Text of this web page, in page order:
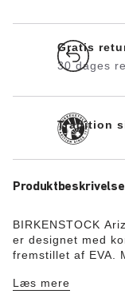
Gratis
30 dages
Tradition
Produktbeskrivelse
BIRKENSTOCK
er designet med
fremstillet af EVA.
kombinerer mange
Læs mere